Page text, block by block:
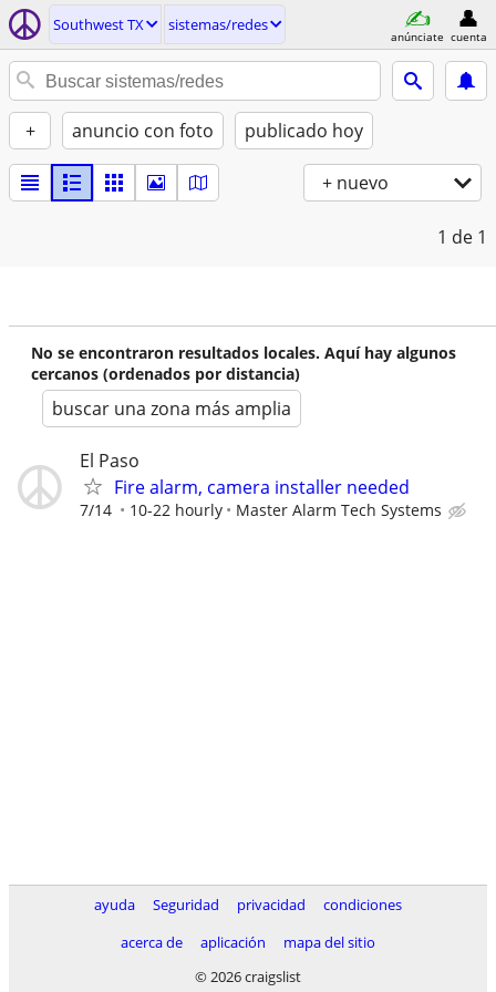
Southwest TX sistemas/redes
anúnciate cuenta
+ anuncio con foto publicado hoy
+ nuevo
1 de 1
No se encontraron resultados locales. Aquí hay algunos
cercanos (ordenados por distancia)
buscar una zona más amplia
El Paso
Fire alarm, camera installer needed
7/14 10-22 hourly Master Alarm Tech Systems
ayuda Seguridad privacidad
condiciones
acerca de
aplicación
mapa del sitio
© 2026 craigslist